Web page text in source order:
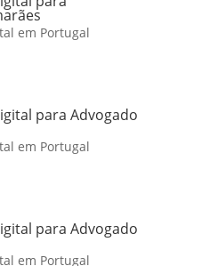
em Portugal
para Advogado
em Portugal
para Advogado
em Portugal